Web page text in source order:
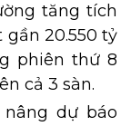
tăng tích
20.550 tỷ
phiên thứ 8
cả 3 sàn.
dự báo